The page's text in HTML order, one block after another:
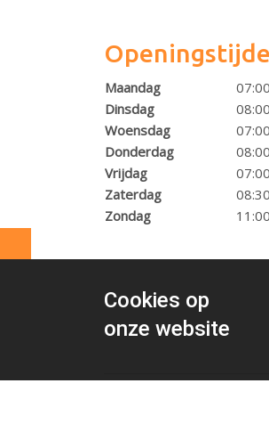
Maandag
Dinsdag
Woensdag
Donderdag
Vrijdag
Zaterdag
Zondag
Cookies op
onze website